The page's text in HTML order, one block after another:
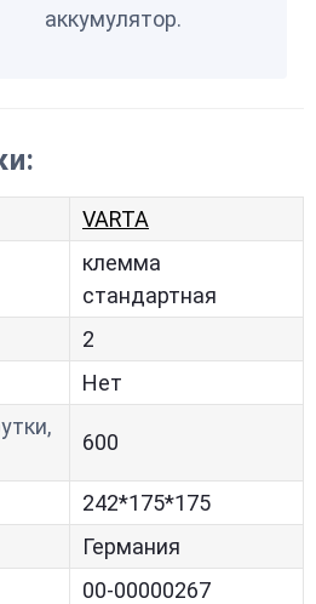
аккумулятор.
VARTA
клемма
стандартная
2
Нет
600
242*175*175
Германия
00-00000267